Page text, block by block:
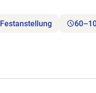
Festanstellung